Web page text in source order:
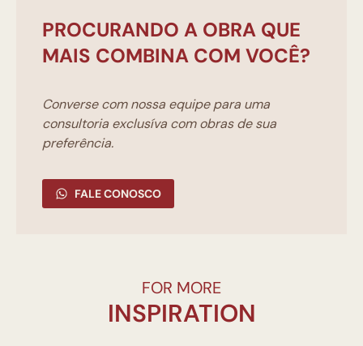
PROCURANDO A OBRA QUE
MAIS COMBINA COM VOCÊ?
Converse com nossa equipe para uma
consultoria exclusíva com obras de sua
preferência.
FALE CONOSCO
FOR MORE
INSPIRATION